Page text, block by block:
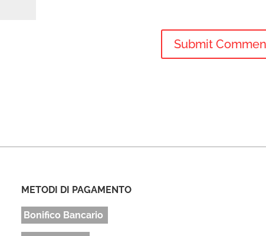
METODI DI PAGAMENTO
Bonifico Bancario